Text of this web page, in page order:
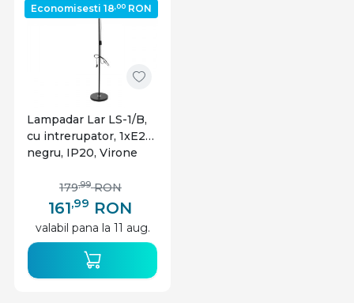
Economisesti 18,00 RON
Lampadar Lar LS-1/B,
cu intrerupator, 1xE27,
negru, IP20, Virone
161,99 RON
179,99 RON
valabil pana la 11 aug.